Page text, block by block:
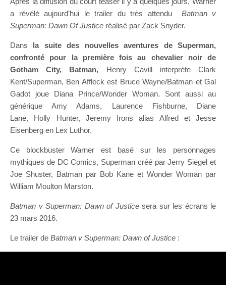
a révélé aujourd’hui le trailer du très attendu
Batman v
Superman: Dawn Of Justice réalisé par Zack Snyder.
Dans la suite des nouvelles aventures de Superman,
confronté pour la première fois au chevalier noir de
Gotham City, Batman, Henry Cavill interprète Clark
Kent/Superman, Ben Affleck est Bruce Wayne/Batman et Gal
Gadot joue Diana Prince/Wonder Woman. Sont aussi au
générique Amy Adams, Laurence Fishburne, Diane
Lane, Holly Hunter, Jeremy Irons alias Alfred et Jesse
Eisenberg en Lex Luthor.
Ce blockbuster Warner est basé sur les personnages
mythiques de DC Comics, Superman créé par Jerry Siegel et
Joe Shuster, Batman par Bob Kane et Wonder Woman par
William Moulton Marston.
Batman v Superman: Dawn of Justicesera sur les écrans le
23 mars 2016.
Le trailer de Batman v Superman: Dawn of Justice :